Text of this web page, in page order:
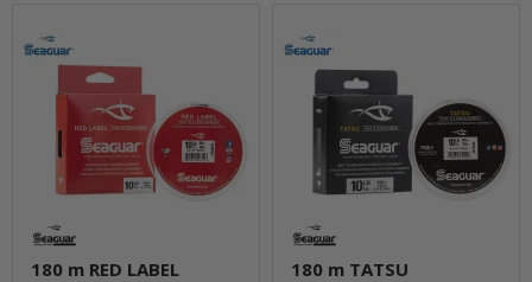
180 m RED LABEL
180 m TATSU